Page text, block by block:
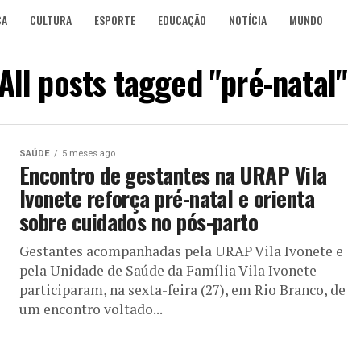
CULTURA ESPORTE EDUCAÇÃO NOTÍCIA MUNDO
posts tagged "pré-natal"
SAÚDE 5 meses ago
Encontro de gestantes na URAP Vila
Ivonete reforça pré-natal e orienta
sobre cuidados no pós-parto
Gestantes acompanhadas pela URAP Vila Ivonete e
pela Unidade de Saúde da Família Vila Ivonete
participaram, na sexta-feira (27), em Rio Branco, de
um encontro voltado...